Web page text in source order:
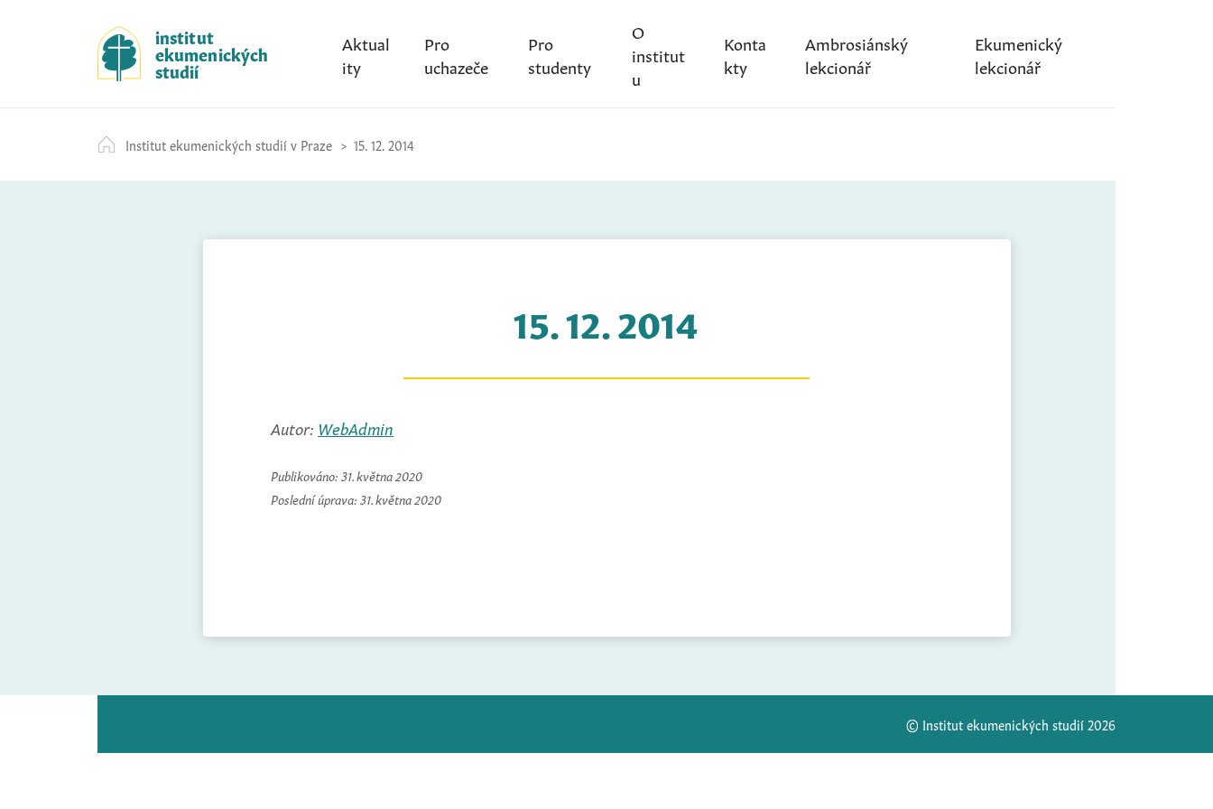
k
i
p
t
c
o
institut
ekumenických
studií
Aktual
ity
Pro
uchazeče
Pro
studenty
O
institut
u
Konta
kty
Ambrosiánský
lekcionář
Ekumenický
lekcionář
Institut ekumenických studií v Praze 15. 12. 2014
15. 12. 2014
Autor: WebAdmin
Publikováno: 31. května 2020
Poslední úprava: 31. května 2020
© Institut ekumenických studií 2026